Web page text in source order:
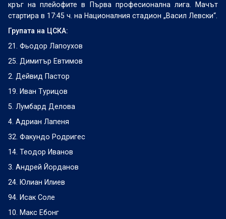
кръг на плейофите в Първа професионална лига. Мачът
стартира в 17:45 ч. на Националния стадион „Васил Левски“.
Групата на ЦСКА:
21. Фьодор Лапоухов
25. Димитър Евтимов
2. Дейвид Пастор
19. Иван Турицов
5. Лумбард Делова
4. Адриан Лапеня
32. Факундо Родригес
14. Теодор Иванов
3. Андрей Йорданов
24. Юлиан Илиев
94. Исак Соле
10. Макс Ебонг